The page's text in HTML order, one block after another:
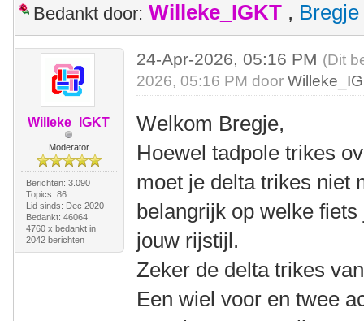
Bedankt door: Willeke_IGKT , Bregje
Willeke_IGKT
Moderator
Berichten: 3.090
Topics: 86
Lid sinds: Dec 2020
Bedankt: 46064
4760 x bedankt in
2042 berichten
24-Apr-2026, 05:16 PM (Dit
2026, 05:16 PM door
Welkom Bregje,
Hoewel tadpole trikes
moet je delta trikes niet
belangrijk op welke
jouw rijstijl.
Zeker de delta trikes
Een wiel voor en twee